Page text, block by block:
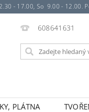
- 17.00, So 9.00 -
608641631
PLÁTNA